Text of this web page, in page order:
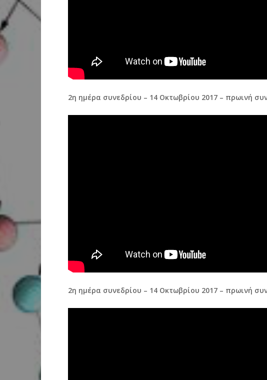
2η ημέρα συνεδρίου – 14 Οκτωβρίου 2017 – πρωινή
2η ημέρα συνεδρίου – 14 Οκτωβρίου 2017 – πρωινή